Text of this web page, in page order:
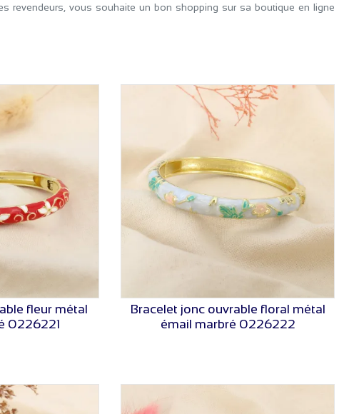
revendeurs, vous souhaite un bon shopping sur sa boutique en ligne
PRIXfleur métal
0226221
VOIR LE PRIX
Bracelet jonc ouvrable floral métal
émail marbré 0226222